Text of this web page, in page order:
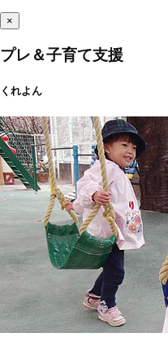
×
プレ＆子育て支援
くれよん